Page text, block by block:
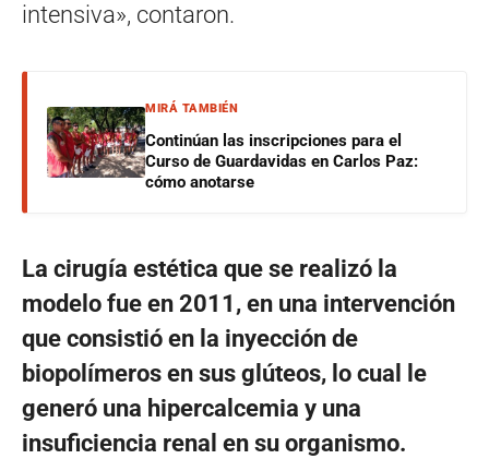
intensiva», contaron.
MIRÁ TAMBIÉN
Continúan las inscripciones para el
Curso de Guardavidas en Carlos Paz:
cómo anotarse
La cirugía estética que se realizó la
modelo fue en 2011, en una intervención
que consistió en la inyección de
biopolímeros en sus glúteos, lo cual le
generó una hipercalcemia y una
insuficiencia renal en su organismo.